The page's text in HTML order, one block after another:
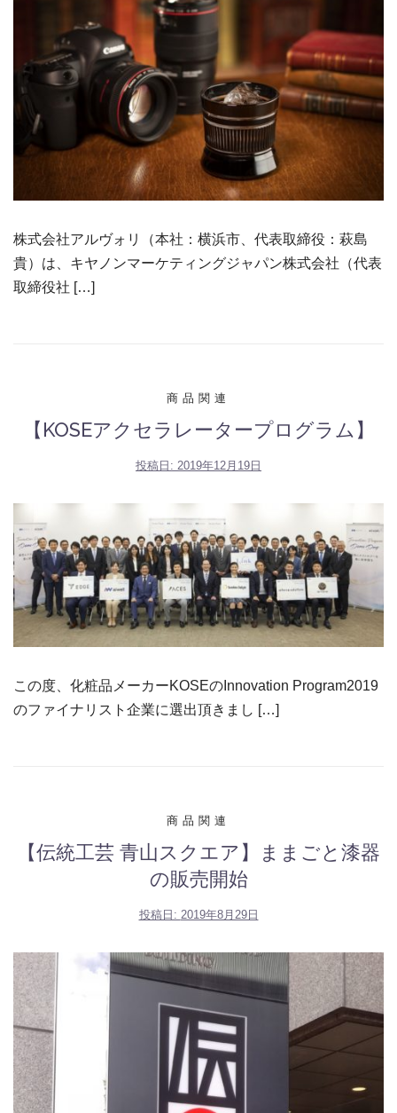
株式会社アルヴォリ（本社：横浜市、代表取締役：萩島
貴）は、キヤノンマーケティングジャパン株式会社（代表
取締役社 […]
商品関連
【KOSEアクセラレータープログラム】
投稿日: 2019年12月19日
この度、化粧品メーカーKOSEのInnovation Program2019
のファイナリスト企業に選出頂きまし […]
商品関連
【伝統工芸 青山スクエア】ままごと漆器
の販売開始
投稿日: 2019年8月29日